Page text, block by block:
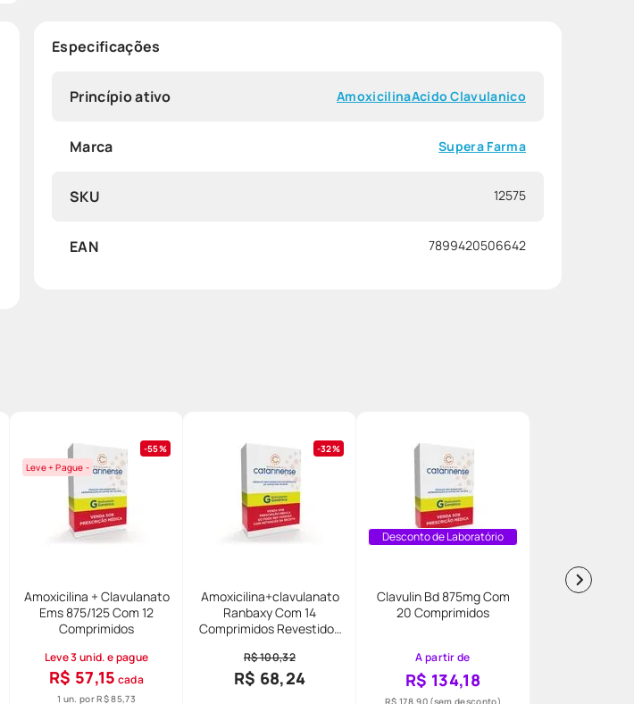
Especificações
Princípio ativo AmoxicilinaAcido Clavulanico
Marca Supera Farma
SKU 12575
EAN 7899420506642
Leve + Pague -
55%
Amoxicilina + Clavulanato
Ems 875/125 Com 12
Comprimidos
Leve 3 unid. e pague
R$ 57,15 cada
1 un. porR$ 85,73
32%
Amoxicilina+clavulanato
Ranbaxy Com 14
Comprimidos Revestidos
R$ 100,32
R$ 68,24
Desconto de Laboratório
Clavulin Bd 875mg Com
20 Comprimidos
A partir de
R$ 134,18
R$ 178,90 (sem desconto)